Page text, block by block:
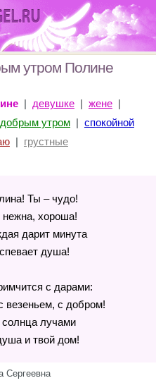
утром Полине
| девушке| жене|
утром| спокойной
| грустные
Ты – чудо!
нежна, хороша!
дарит минута
душа!
с дарами:
с добром!
солнца лучами
и твой дом!
Сергеевна